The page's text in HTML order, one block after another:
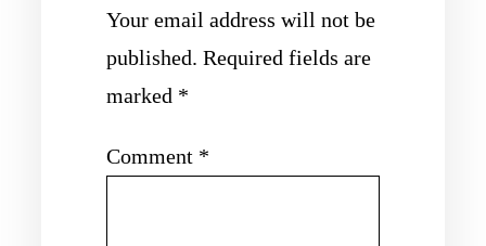
Your email address will not be
published. Required fields are
marked *
Comment *